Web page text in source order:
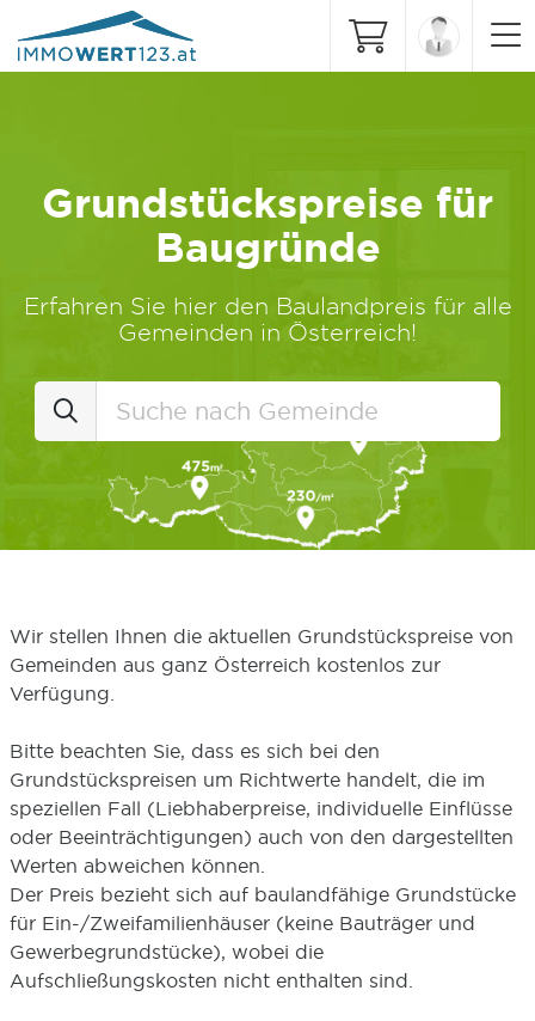
Grundstückspreise für
Baugründe
Erfahren Sie hier den Baulandpreis für alle
Gemeinden in Österreich!
Wir stellen Ihnen die aktuellen Grundstückspreise von
Gemeinden aus ganz Österreich kostenlos zur
Verfügung.
Bitte beachten Sie, dass es sich bei den
Grundstückspreisen um Richtwerte handelt, die im
speziellen Fall (Liebhaberpreise, individuelle Einflüsse
oder Beeinträchtigungen) auch von den dargestellten
Werten abweichen können.
Der Preis bezieht sich auf baulandfähige Grundstücke
für Ein-/Zweifamilienhäuser (keine Bauträger und
Gewerbegrundstücke), wobei die
Aufschließungskosten nicht enthalten sind.